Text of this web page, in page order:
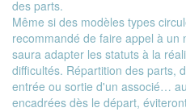
des parts.
Même si des modèles types
recommandé de faire appel à un
saura adapter les statuts à la
difficultés. Répartition des parts,
entrée ou sortie d'un associé…
encadrées dès le départ,